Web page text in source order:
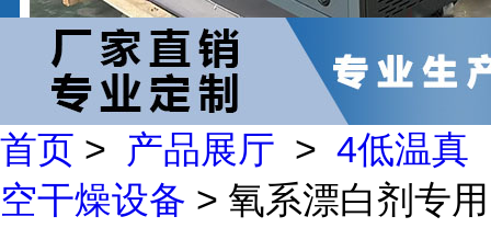
首页 > 产品展厅 > 4低温真
空干燥设备 > 氧系漂白剂专用